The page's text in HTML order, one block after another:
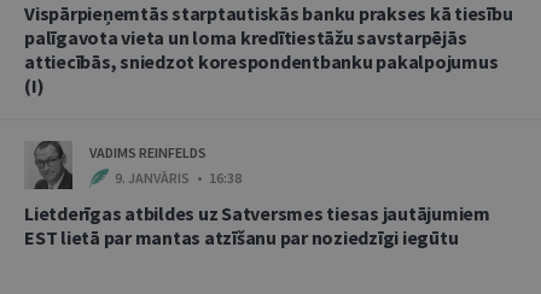
Vispārpieņemtās starptautiskās banku prakses kā tiesību
palīgavota vieta un loma kredītiestāžu savstarpējās
attiecībās, sniedzot korespondentbanku pakalpojumus
(I)
VADIMS REINFELDS
9. JANVĀRIS • 16:38
Lietderīgas atbildes uz Satversmes tiesas jautājumiem
EST lietā par mantas atzīšanu par noziedzīgi iegūtu